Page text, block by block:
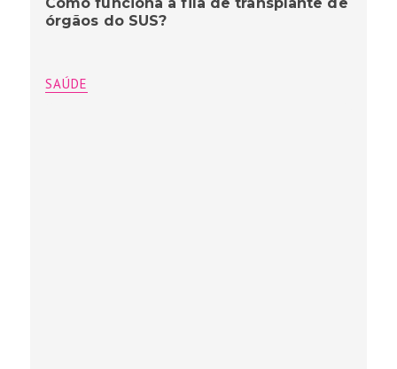
Como funciona a fila de transplante de
órgãos do SUS?
SAÚDE